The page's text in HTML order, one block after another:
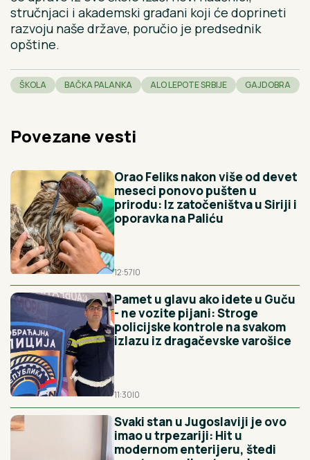
stručnjaci i akademski građani koji će doprineti
razvoju naše države, poručio je predsednik
opštine.
ŠKOLA BAČKA PALANKA ALO LEPOTE SRBIJE GAJDOBRA
Povezane vesti
Orao Feliks nakon više od devet
meseci ponovo pušten u
prirodu: Iz zatočeništva u Siriji i
oporavka na Paliću
12:57|0
Pamet u glavu ako idete u Guču
- ne vozite pijani: Stroge
policijske kontrole na svakom
izlazu iz dragačevske varošice
11:30|0
Svaki stan u Jugoslaviji je ovo
imao u trpezariji: Hit u
modernom enterijeru, štedi